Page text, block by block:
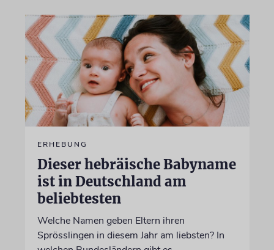
ERHEBUNG
Dieser hebräische Babyname
ist in Deutschland am
beliebtesten
Welche Namen geben Eltern ihren
Sprösslingen in diesem Jahr am liebsten? In